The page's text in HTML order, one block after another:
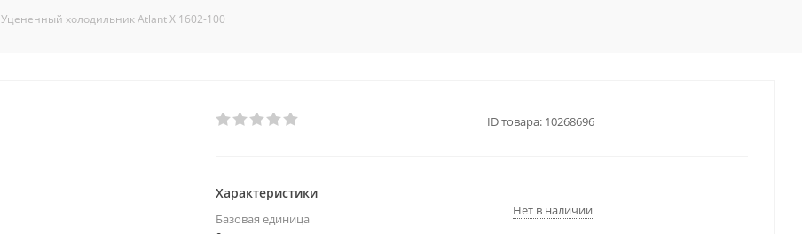
Уцененный холодильник Atlant Х 1602-100
ID товара: 10268696
Характеристики
Базовая единица
Нет в наличии